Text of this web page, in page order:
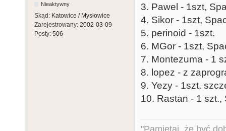
Nieaktywny
Skąd: Katowice / Mysłowice
Zarejestrowany: 2002-03-09
Posty: 506
3. Pawel - 1szt,
4. Sikor - 1szt,
5. perinoid - 1szt.
6. MGor - 1szt,
7. Montezuma - 1
8. lopez - z
9. Yezy - 1szt.
10. Rastan - 1 szt.,